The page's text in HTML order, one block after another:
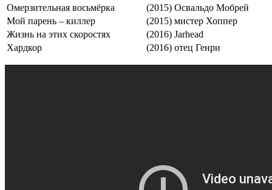
Омерзительная восьмёрка
(2015) Освальдо Мобрей
Мой парень – киллер
(2015) мистер Хоппер
Жизнь на этих скоростях
(2016) Jarhead
Хардкор
(2016) отец Генри